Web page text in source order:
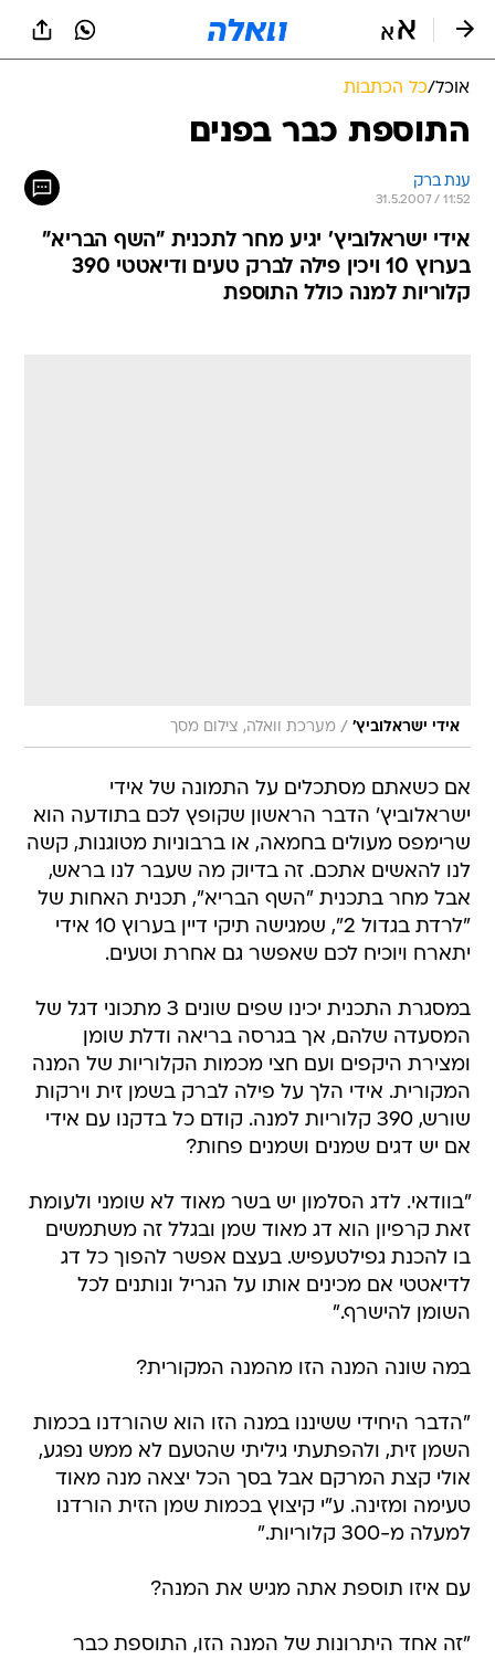
אוכל/כל הכתבות
התוספת כבר בפנים
ענת ברק
31.5.2007 / 11:52
אידי ישראלוביץ' יגיע מחר לתכנית "השף הבריא"
בערוץ 10 ויכין פילה לברק טעים ודיאטטי 390
קלוריות למנה כולל התוספת
אידי ישראלוביץ' / מערכת וואלה, צילום מסך
אם כשאתם מסתכלים על התמונה של אידי
ישראלוביץ' הדבר הראשון שקופץ לכם בתודעה הוא
שרימפס מעולים בחמאה, או ברבוניות מטוגנות, קשה
לנו להאשים אתכם. זה בדיוק מה שעבר לנו בראש,
אבל מחר בתכנית "השף הבריא", תכנית האחות של
"לרדת בגדול 2", שמגישה תיקי דיין בערוץ 10 אידי
יתארח ויוכיח לכם שאפשר גם אחרת וטעים.
במסגרת התכנית יכינו שפים שונים 3 מתכוני דגל של
המסעדה שלהם, אך בגרסה בריאה ודלת שומן
ומצירת היקפים ועם חצי מכמות הקלוריות של המנה
המקורית. אידי הלך על פילה לברק בשמן זית וירקות
שורש, 390 קלוריות למנה. קודם כל בדקנו עם אידי
אם יש דגים שמנים ושמנים פחות?
"בוודאי. לדג הסלמון יש בשר מאוד לא שומני ולעומת
זאת קרפיון הוא דג מאוד שמן ובגלל זה משתמשים
בו להכנת גפילטעפיש. בעצם אפשר להפוך כל דג
לדיאטטי אם מכינים אותו על הגריל ונותנים לכל
השומן להישרף."
במה שונה המנה הזו מהמנה המקורית?
"הדבר היחידי ששיננו במנה הזו הוא שהורדנו בכמות
השמן זית, ולהפתעתי גיליתי שהטעם לא ממש נפגע,
אולי קצת המרקם אבל בסך הכל יצאה מנה מאוד
טעימה ומזינה. ע"י קיצוץ בכמות שמן הזית הורדנו
למעלה מ-300 קלוריות."
עם איזו תוספת אתה מגיש את המנה?
"זה אחד היתרונות של המנה הזו, התוספת כבר